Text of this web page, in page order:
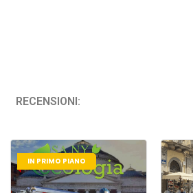
RECENSIONI:
IN PRIMO PIANO